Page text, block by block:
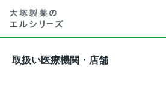
取扱い医療機関・店舗